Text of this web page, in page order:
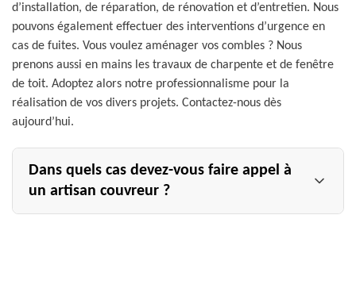
d’installation, de réparation, de rénovation et d’entretien. Nous
pouvons également effectuer des interventions d’urgence en
cas de fuites. Vous voulez aménager vos combles ? Nous
prenons aussi en mains les travaux de charpente et de fenêtre
de toit. Adoptez alors notre professionnalisme pour la
réalisation de vos divers projets. Contactez-nous dès
aujourd’hui.
Dans quels cas devez-vous faire appel à
un artisan couvreur ?